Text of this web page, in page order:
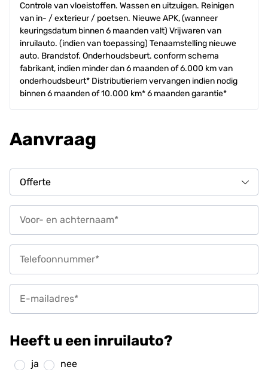
Controle van vloeistoffen. Wassen en uitzuigen. Reinigen
van in- / exterieur / poetsen. Nieuwe APK, (wanneer
keuringsdatum binnen 6 maanden valt) Vrijwaren van
inruilauto. (indien van toepassing) Tenaamstelling nieuwe
auto. Brandstof. Onderhoudsbeurt. conform schema
fabrikant, indien minder dan 6 maanden of 6.000 km van
onderhoudsbeurt* Distributieriem vervangen indien nodig
binnen 6 maanden of 10.000 km* 6 maanden garantie*
Aanvraag
Heeft u een inruilauto?
ja nee